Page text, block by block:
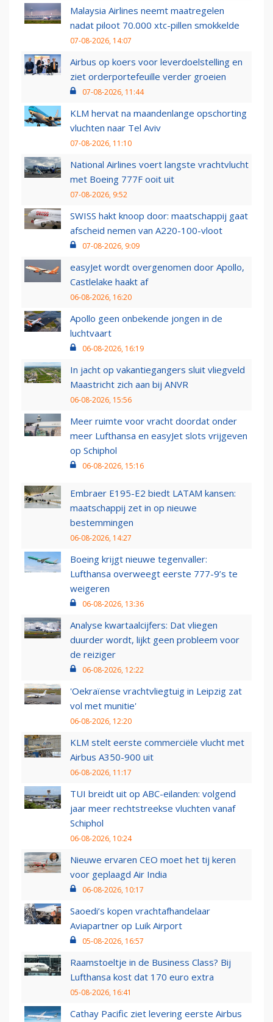
Malaysia Airlines neemt maatregelen
nadat piloot 70.000 xtc-pillen smokkelde
07-08-2026, 14:07
Airbus op koers voor leverdoelstelling en
ziet orderportefeuille verder groeien
07-08-2026, 11:44
KLM hervat na maandenlange opschorting
vluchten naar Tel Aviv
07-08-2026, 11:10
National Airlines voert langste vrachtvlucht
met Boeing 777F ooit uit
07-08-2026, 9:52
SWISS hakt knoop door: maatschappij gaat
afscheid nemen van A220-100-vloot
07-08-2026, 9:09
easyJet wordt overgenomen door Apollo,
Castlelake haakt af
06-08-2026, 16:20
Apollo geen onbekende jongen in de
luchtvaart
06-08-2026, 16:19
In jacht op vakantiegangers sluit vliegveld
Maastricht zich aan bij ANVR
06-08-2026, 15:56
Meer ruimte voor vracht doordat onder
meer Lufthansa en easyJet slots vrijgeven
op Schiphol
06-08-2026, 15:16
Embraer E195-E2 biedt LATAM kansen:
maatschappij zet in op nieuwe
bestemmingen
06-08-2026, 14:27
Boeing krijgt nieuwe tegenvaller:
Lufthansa overweegt eerste 777-9’s te
weigeren
06-08-2026, 13:36
Analyse kwartaalcijfers: Dat vliegen
duurder wordt, lijkt geen probleem voor
de reiziger
06-08-2026, 12:22
'Oekraïense vrachtvliegtuig in Leipzig zat
vol met munitie'
06-08-2026, 12:20
KLM stelt eerste commerciële vlucht met
Airbus A350-900 uit
06-08-2026, 11:17
TUI breidt uit op ABC-eilanden: volgend
jaar meer rechtstreekse vluchten vanaf
Schiphol
06-08-2026, 10:24
Nieuwe ervaren CEO moet het tij keren
voor geplaagd Air India
06-08-2026, 10:17
Saoedi’s kopen vrachtafhandelaar
Aviapartner op Luik Airport
05-08-2026, 16:57
Raamstoeltje in de Business Class? Bij
Lufthansa kost dat 170 euro extra
05-08-2026, 16:41
Cathay Pacific ziet levering eerste Airbus